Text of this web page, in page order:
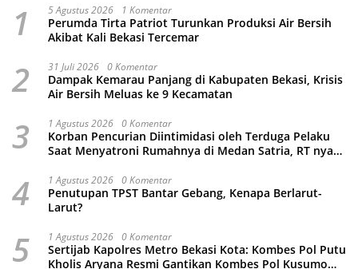
1 5 Agustus 2026 1 Komentar
Perumda Tirta Patriot Turunkan Produksi Air Bersih
Akibat Kali Bekasi Tercemar
2 31 Juli 2026 0 Komentar
Dampak Kemarau Panjang di Kabupaten Bekasi, Krisis
Air Bersih Meluas ke 9 Kecamatan
3 1 Agustus 2026 0 Komentar
Korban Pencurian Diintimidasi oleh Terduga Pelaku
Saat Menyatroni Rumahnya di Medan Satria, RT nya
4 1 Agustus 2026 0 Komentar
Penutupan TPST Bantar Gebang, Kenapa Berlarut-
Larut?
5 1 Agustus 2026 0 Komentar
Sertijab Kapolres Metro Bekasi Kota: Kombes Pol Putu
Kholis Aryana Resmi Gantikan Kombes Pol Kusumo